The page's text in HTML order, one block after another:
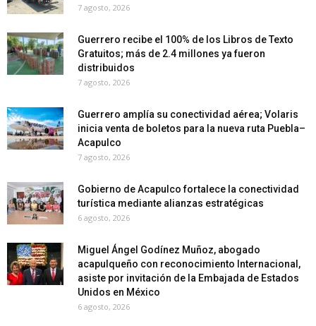
7 agosto, 2026
Guerrero recibe el 100% de los Libros de Texto
Gratuitos; más de 2.4 millones ya fueron
distribuidos
7 agosto, 2026
Guerrero amplía su conectividad aérea; Volaris
inicia venta de boletos para la nueva ruta Puebla–
Acapulco
7 agosto, 2026
Gobierno de Acapulco fortalece la conectividad
turística mediante alianzas estratégicas
6 agosto, 2026
Miguel Ángel Godínez Muñoz, abogado
acapulqueño con reconocimiento Internacional,
asiste por invitación de la Embajada de Estados
Unidos en México
6 agosto, 2026